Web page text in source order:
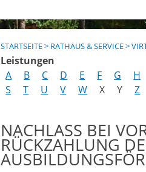
STARTSEITE> RATHAUS & SERVICE>
Leistungen
A
B C D E F G H
S
T U V W X Y Z
NACHLASS BEI
RÜCKZAHLUNG